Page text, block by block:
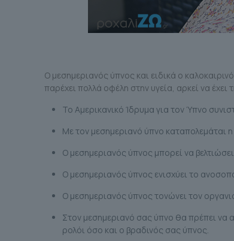
Ο μεσημεριανός ύπνος και ειδικά ο
παρέχει πολλά οφέλη στην υγεία, αρκεί να
Το Αμερικανικό Ίδρυμα για τον Ύπνο
Με τον μεσημεριανό ύπνο καταπολεμάται
Ο μεσημεριανός ύπνος μπορεί να
Ο μεσημεριανός ύπνος ενισχύει το
Ο μεσημεριανός ύπνος τονώνει τον
Στον μεσημεριανό σας ύπνο θα πρέπει να
ρολόι όσο και ο βραδινός σας ύπνος.